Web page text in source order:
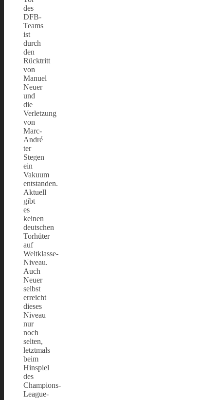
des
DFB-
Teams
ist
durch
den
Rücktritt
von
Manuel
Neuer
und
die
Verletzung
von
Marc-
André
ter
Stegen
ein
Vakuum
entstanden.
Aktuell
gibt
es
keinen
deutschen
Torhüter
auf
Weltklasse-
Niveau.
Auch
Neuer
selbst
erreicht
dieses
Niveau
nur
noch
selten,
letztmals
beim
Hinspiel
des
Champions-
League-